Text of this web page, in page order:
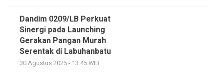
Dandim 0209/LB Perkuat
Sinergi pada Launching
Gerakan Pangan Murah
Serentak di Labuhanbatu
30 Agustus 2025 - 13:45 WIB